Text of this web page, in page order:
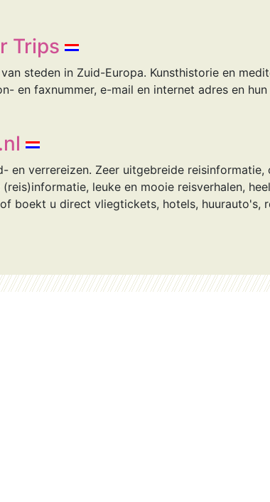
Trips
steden in Zuid-Europa. Kunsthistorie en
en faxnummer, e-mail en internet adres en
en verrereizen. Zeer uitgebreide reisinformatie,
leuke en mooie reisverhalen,
boekt u direct vliegtickets, hotels, huurauto's,